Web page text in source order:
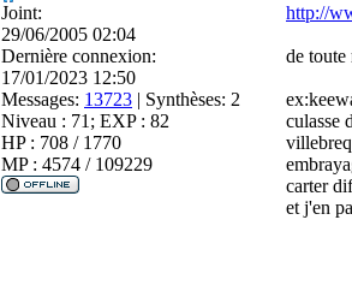
Joint:
29/06/2005 02:04
Dernière connexion:
17/01/2023 12:50
Messages: 13723 | Synthèses: 2
Niveau : 71; EXP : 82
HP : 708 / 1770
MP : 4574 / 109229
http://
de toute
culasse
carter
et j'en